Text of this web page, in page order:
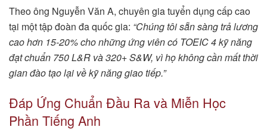
Theo ông Nguyễn Văn A, chuyên gia tuyển dụng cấp cao
tại một tập đoàn đa quốc gia: “Chúng tôi sẵn sàng trả lương
cao hơn 15-20% cho những ứng viên có TOEIC 4 kỹ năng
đạt chuẩn 750 L&R và 320+ S&W, vì họ không cần mất thời
gian đào tạo lại về kỹ năng giao tiếp.”
Đáp Ứng Chuẩn Đầu Ra và Miễn Học
Phần Tiếng Anh